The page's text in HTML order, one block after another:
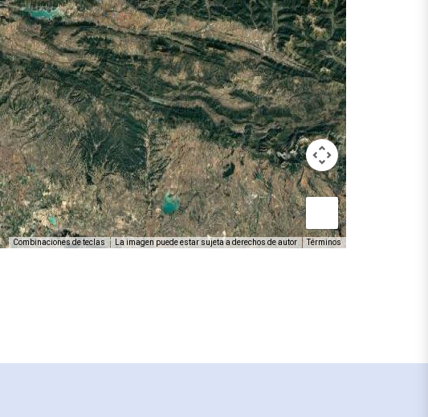
Combinaciones de teclas La imagen puede estar sujeta a derechos de autor Términos